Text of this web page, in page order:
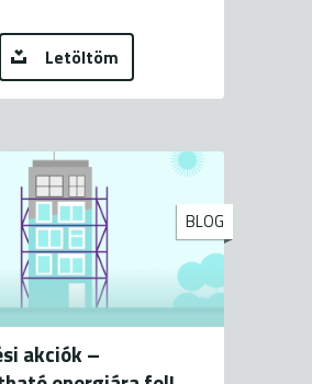
Letöltöm
BLOG
akciók –